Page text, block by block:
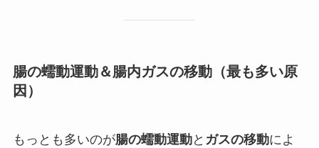
腸の蠕動運動＆腸内ガスの移動（最も多い原
因）
もっとも多いのが腸の蠕動運動と ガスの移動によ